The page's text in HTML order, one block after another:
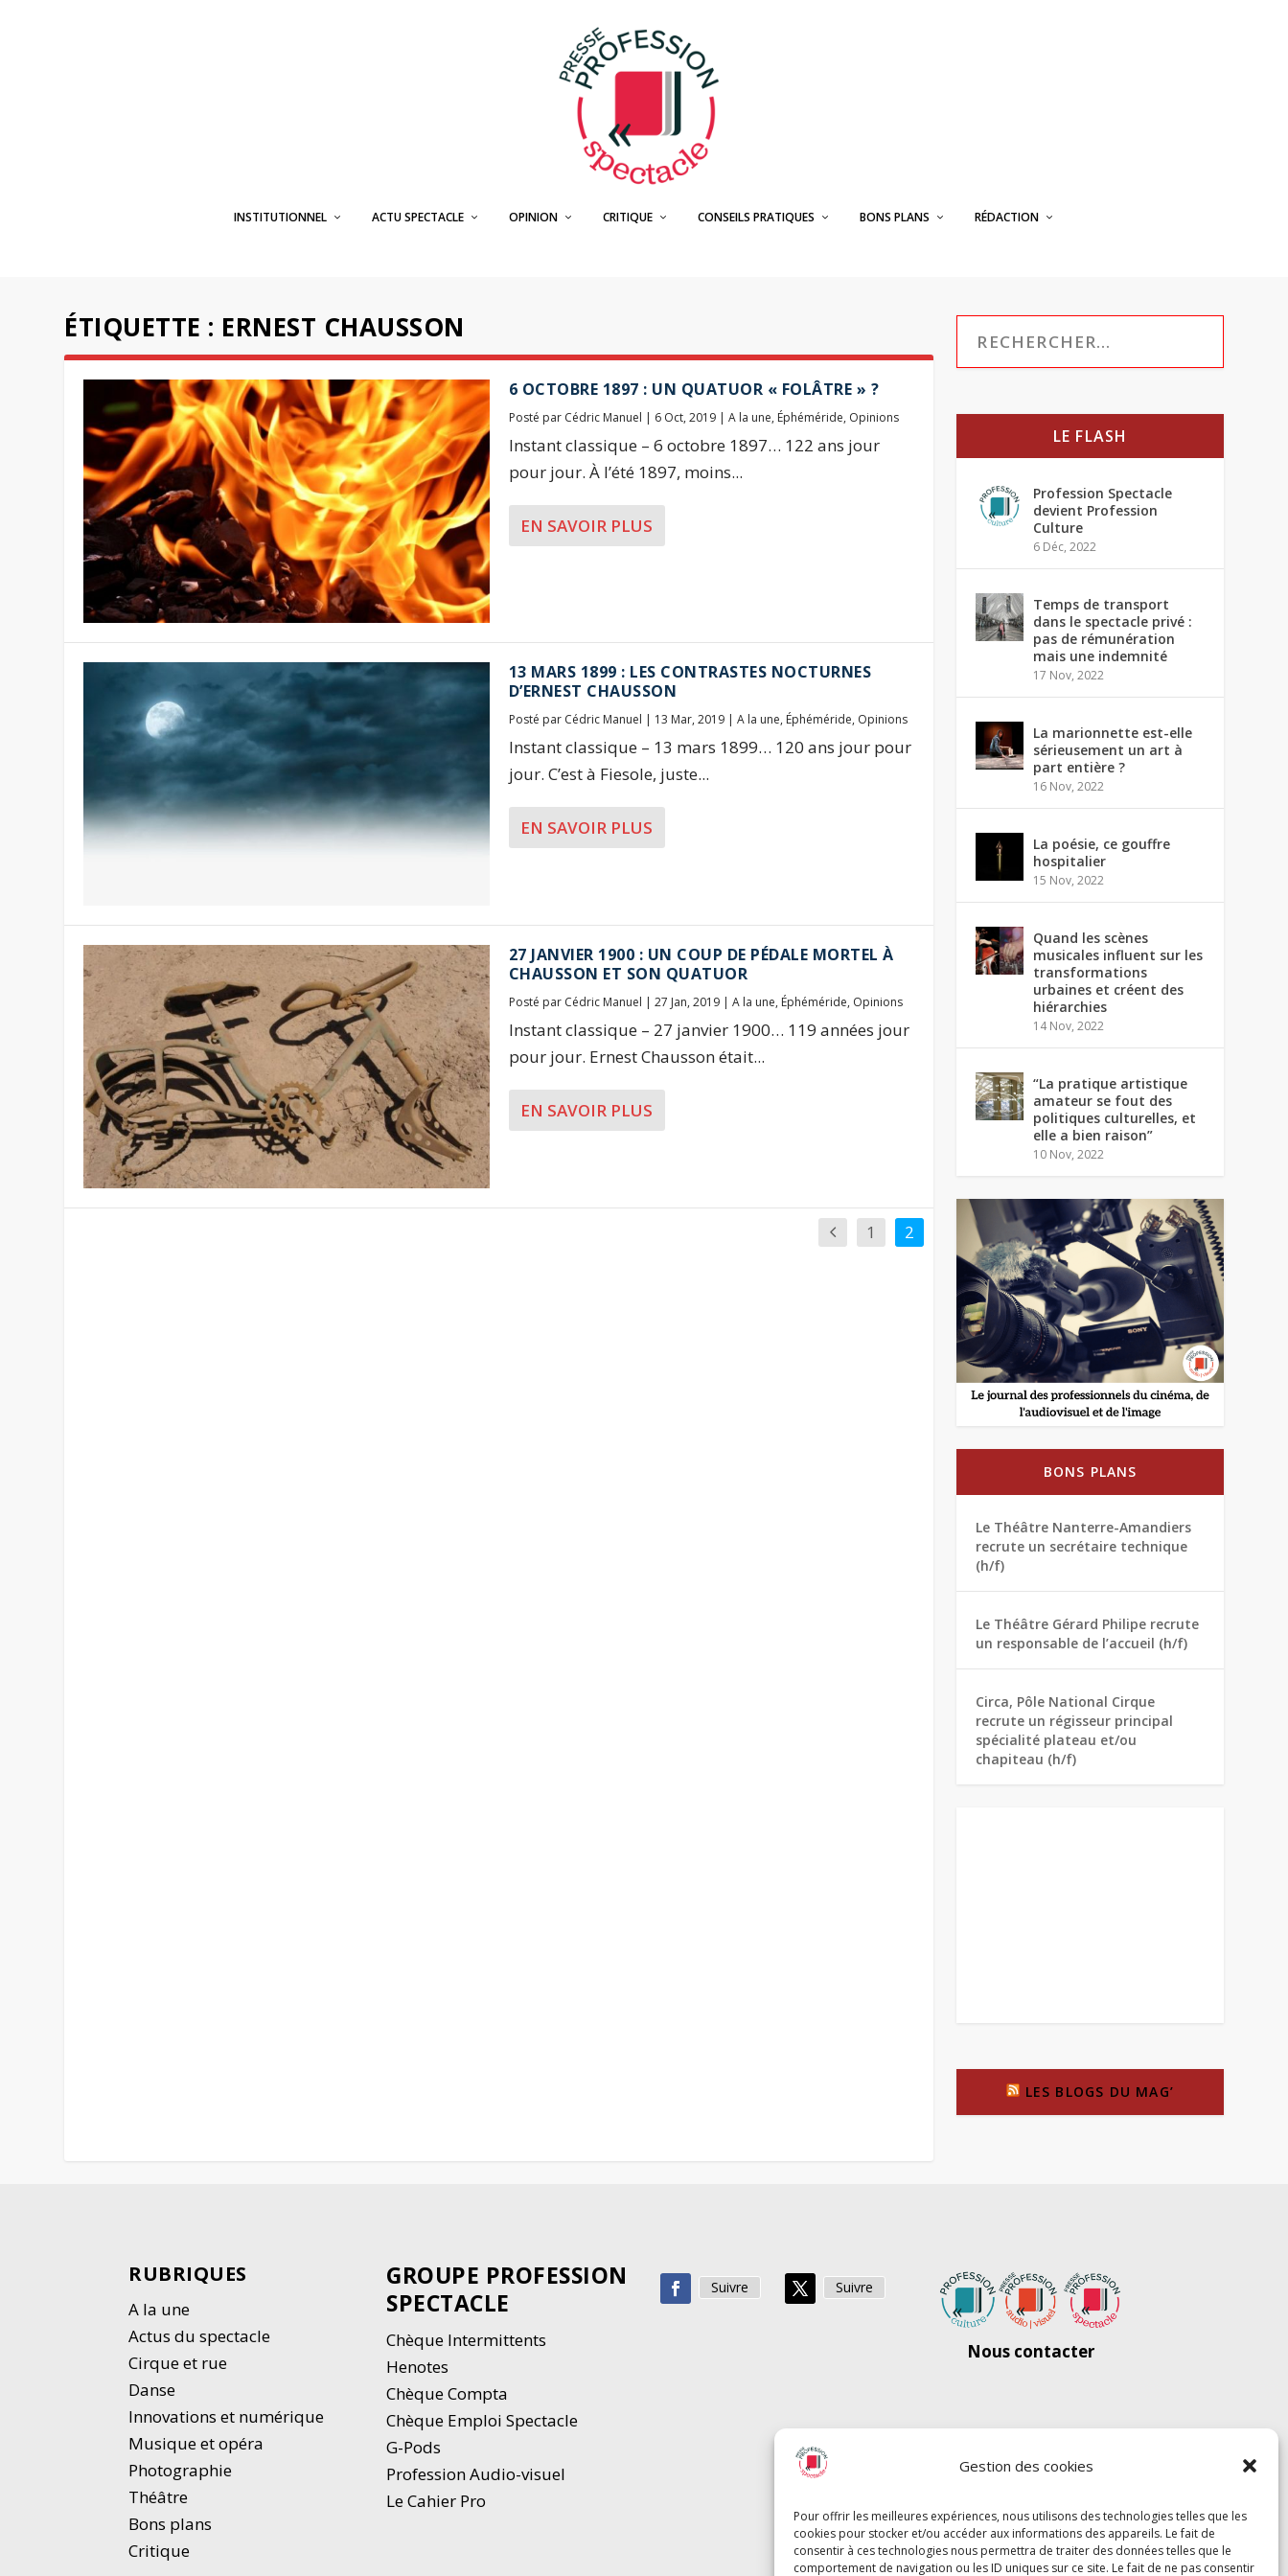
Gestion des cookies
Pour offrir les meilleures expériences, nous utilisons des technologies telles que les
cookies pour stocker et/ou accéder aux informations des appareils. Le fait de
consentir à ces technologies nous permettra de traiter des données telles que le
comportement de navigation ou les ID uniques sur ce site. Le fait de ne pas consentir
INSTITUTIONNEL ACTU SPECTACLE OPINION CRITIQUE CONSEILS PRATIQUES BONS PLANS RÉDACTION
ÉTIQUETTE : ERNEST CHAUSSON
6 OCTOBRE 1897 : UN QUATUOR « FOLÂTRE » ?
Posté par Cédric Manuel | 6 Oct, 2019| A la une, Éphéméride, Opinions
Instant classique – 6 octobre 1897… 122 ans jour
pour jour. À l’été 1897, moins...
EN SAVOIR PLUS
13 MARS 1899 : LES CONTRASTES NOCTURNES
D’ERNEST CHAUSSON
Posté par Cédric Manuel | 13 Mar, 2019| A la une, Éphéméride, Opinions
Instant classique – 13 mars 1899… 120 ans jour pour
jour. C’est à Fiesole, juste...
EN SAVOIR PLUS
27 JANVIER 1900 : UN COUP DE PÉDALE MORTEL À
CHAUSSON ET SON QUATUOR
Posté par Cédric Manuel | 27 Jan, 2019| A la une, Éphéméride, Opinions
Instant classique – 27 janvier 1900… 119 années jour
pour jour. Ernest Chausson était...
EN SAVOIR PLUS
1 2
LE FLASH
Profession Spectacle
devient Profession
Culture
6 Déc, 2022
Temps de transport
dans le spectacle privé :
pas de rémunération
mais une indemnité
17 Nov, 2022
La marionnette est-elle
sérieusement un art à
part entière ?
16 Nov, 2022
La poésie, ce gouffre
hospitalier
15 Nov, 2022
Quand les scènes
musicales influent sur les
transformations
urbaines et créent des
hiérarchies
14 Nov, 2022
“La pratique artistique
amateur se fout des
politiques culturelles, et
elle a bien raison”
10 Nov, 2022
BONS PLANS
Le Théâtre Nanterre-Amandiers
recrute un secrétaire technique
(h/f)
Le Théâtre Gérard Philipe recrute
un responsable de l’accueil (h/f)
Circa, Pôle National Cirque
recrute un régisseur principal
spécialité plateau et/ou
chapiteau (h/f)
LES BLOGS DU MAG’
RUBRIQUES
A la une
Actus du spectacle
Cirque et rue
Danse
Innovations et numérique
Musique et opéra
Photographie
Théâtre
Bons plans
Critique
GROUPE PROFESSION
SPECTACLE
Chèque Intermittents
Henotes
Chèque Compta
Chèque Emploi Spectacle
G-Pods
Profession Audio-visuel
Le Cahier Pro
Suivre Suivre
Nous contacter